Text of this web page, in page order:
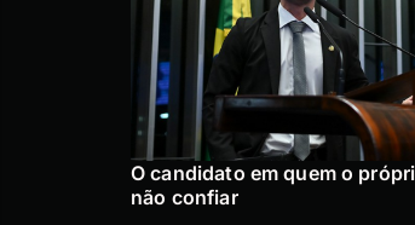
O candidato em quem o
não confiar